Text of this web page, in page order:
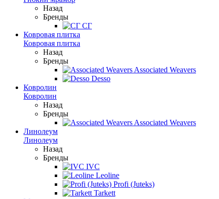
Назад
Бренды
СГ
Ковровая плитка
Ковровая плитка
Назад
Бренды
Associated Weavers
Desso
Ковролин
Ковролин
Назад
Бренды
Associated Weavers
Линолеум
Линолеум
Назад
Бренды
IVC
Leoline
Profi (Juteks)
Tarkett